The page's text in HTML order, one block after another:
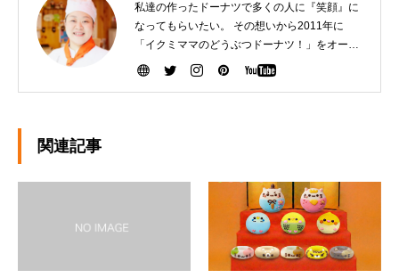
私達の作ったドーナツで多くの人に『笑顔』に
なってもらいたい。 その想いから2011年に
「イクミママのどうぶつドーナツ！」をオープ
ンさせました。 健康で美味しいドーナツを作る
関連記事